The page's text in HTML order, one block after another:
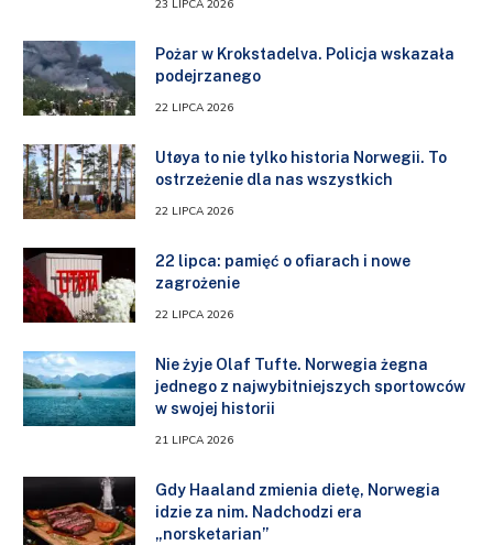
23 LIPCA 2026
Pożar w Krokstadelva. Policja wskazała
podejrzanego
22 LIPCA 2026
Utøya to nie tylko historia Norwegii. To
ostrzeżenie dla nas wszystkich
22 LIPCA 2026
22 lipca: pamięć o ofiarach i nowe
zagrożenie
22 LIPCA 2026
Nie żyje Olaf Tufte. Norwegia żegna
jednego z najwybitniejszych sportowców
w swojej historii
21 LIPCA 2026
Gdy Haaland zmienia dietę, Norwegia
idzie za nim. Nadchodzi era
„norsketarian”